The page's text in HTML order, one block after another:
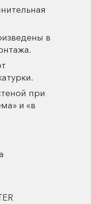
в
при
и «в